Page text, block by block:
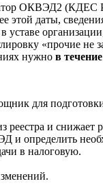
ОКВЭД2 (КДЕС
этой даты,
«прочие не
нужно в
для
реестра и снижает
определить
в налоговую.